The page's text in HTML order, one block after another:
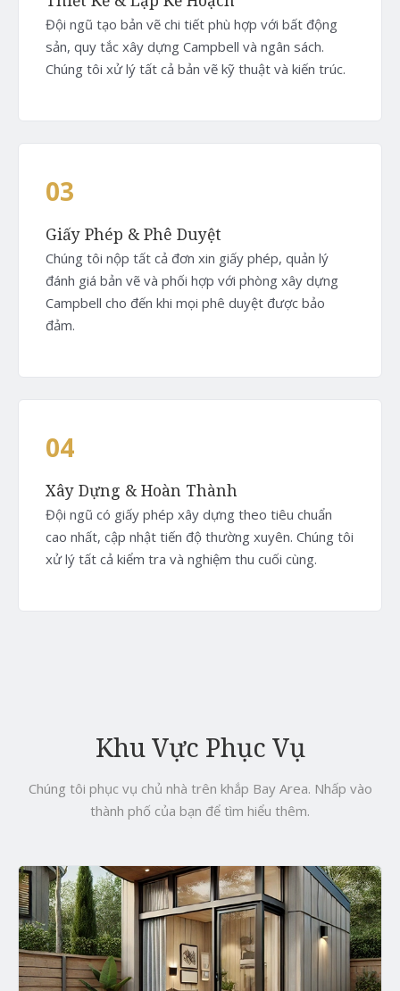
Đội ngũ tạo bản vẽ chi tiết phù hợp với bất động
sản, quy tắc xây dựng Campbell và ngân sách.
Chúng tôi xử lý tất cả bản vẽ kỹ thuật và kiến trúc.
03
Giấy Phép & Phê Duyệt
Chúng tôi nộp tất cả đơn xin giấy phép, quản lý
đánh giá bản vẽ và phối hợp với phòng xây dựng
Campbell cho đến khi mọi phê duyệt được bảo
đảm.
04
Xây Dựng & Hoàn Thành
Đội ngũ có giấy phép xây dựng theo tiêu chuẩn
cao nhất, cập nhật tiến độ thường xuyên. Chúng tôi
xử lý tất cả kiểm tra và nghiệm thu cuối cùng.
Khu Vực Phục Vụ
Chúng tôi phục vụ chủ nhà trên khắp Bay Area. Nhấp vào
thành phố của bạn để tìm hiểu thêm.